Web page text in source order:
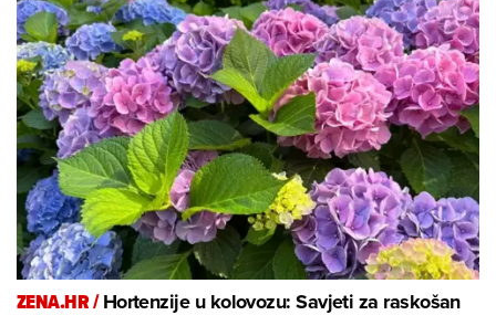
ZENA.HR /Hortenzije u kolovozu: Savjeti za raskošan